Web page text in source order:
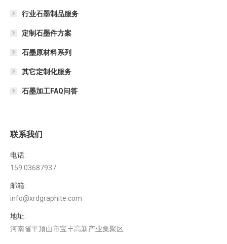
行业石墨制品服务
定制石墨件方案
石墨原材料系列
其它定制化服务
石墨加工FAQ问答
联系我们
电话:
159 03687937
邮箱:
info@xrdgraphite.com
地址:
河南省平顶山市宝丰高新产业集聚区